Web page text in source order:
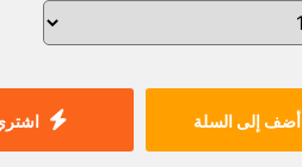
أضف إلى السلة